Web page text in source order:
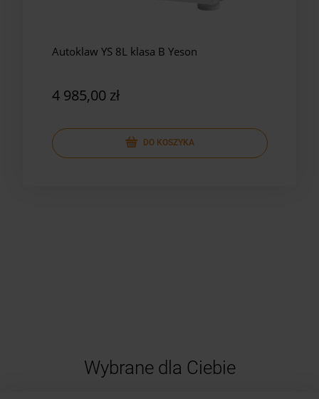
Autoklaw YS 8L klasa B Yeson
4 985,00 zł
DO KOSZYKA
Wybrane dla Ciebie